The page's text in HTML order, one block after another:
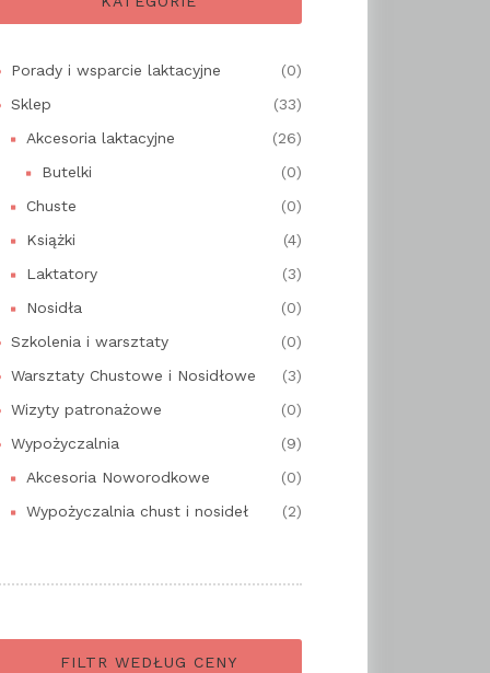
Porady i wsparcie laktacyjne
(0)
Sklep
(33)
Akcesoria laktacyjne
(26)
Butelki
(0)
Chuste
(0)
Książki
(4)
Laktatory
(3)
Nosidła
(0)
Szkolenia i warsztaty
(0)
Warsztaty Chustowe i Nosidłowe
(3)
Wizyty patronażowe
(0)
Wypożyczalnia
(9)
Akcesoria Noworodkowe
(0)
Wypożyczalnia chust i nosideł
(2)
FILTR WEDŁUG CENY